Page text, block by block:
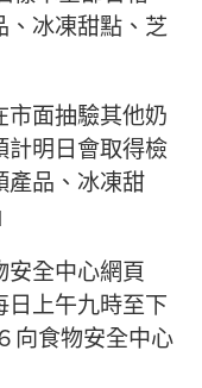
、冰凍甜點、芝
市面抽驗其他奶
計明日會取得檢
產品、冰凍甜
安全中心網頁
日上午九時至下
向食物安全中心